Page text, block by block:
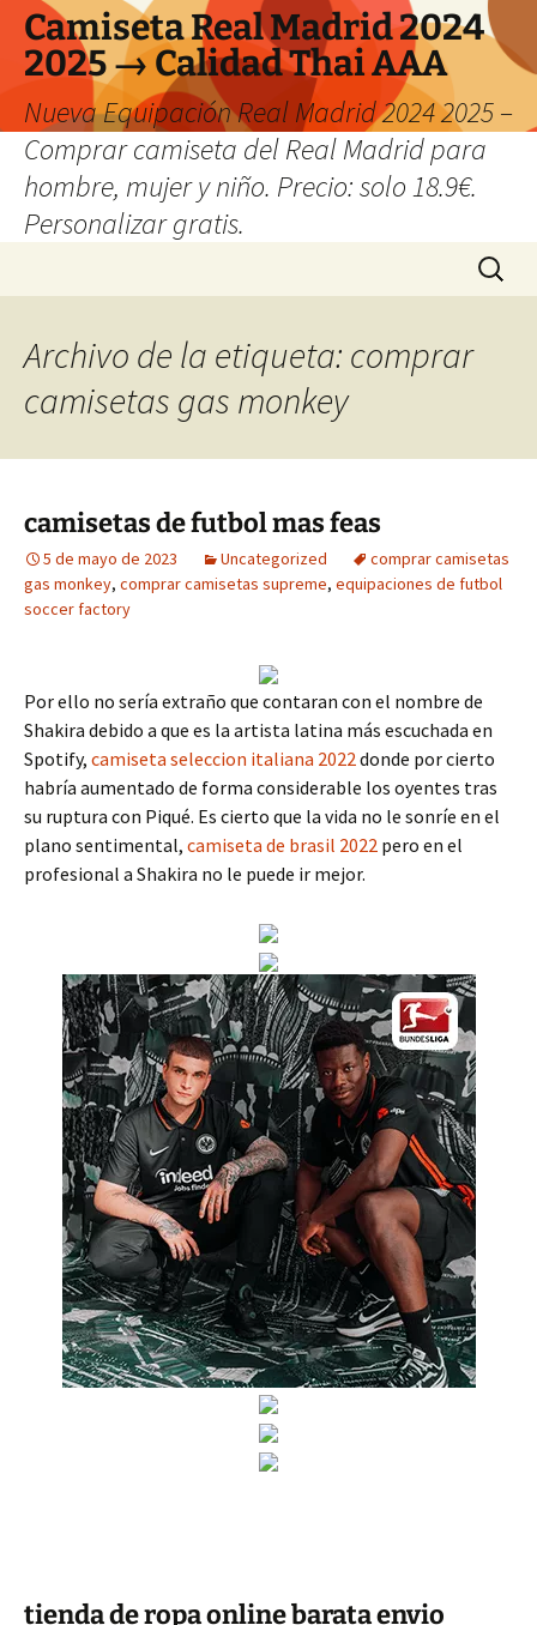
Camiseta Real Madrid 2024
2025 → Calidad Thai AAA
Nueva Equipación Real Madrid 2024 2025 –
Comprar camiseta del Real Madrid para
hombre, mujer y niño. Precio: solo 18.9€.
Personalizar gratis.
Buscar:
Archivo de la etiqueta: comprar
camisetas gas monkey
camisetas de futbol mas feas
5 de mayo de 2023 Uncategorized
comprar camisetas
gas monkey, comprar camisetas supreme, equipaciones de futbol
soccer factory
Por ello no sería extraño que contaran con el nombre de
Shakira debido a que es la artista latina más escuchada en
Spotify, camiseta seleccion italiana 2022donde por cierto
habría aumentado de forma considerable los oyentes tras
su ruptura con Piqué. Es cierto que la vida no le sonríe en el
plano sentimental, camiseta de brasil 2022 pero en el
profesional a Shakira no le puede ir mejor.
tienda de ropa online barata envio